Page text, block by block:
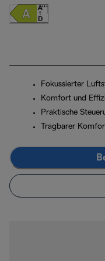
Fokussierter
Komfort und
Praktische
Tragbarer